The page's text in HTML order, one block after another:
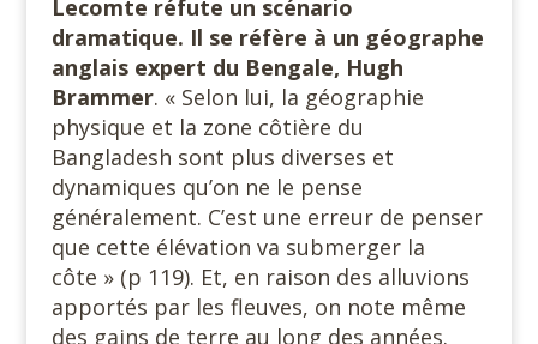
Lecomte réfute un scénario
dramatique. Il se réfère à un géographe
anglais expert du Bengale, Hugh
Brammer. « Selon lui, la géographie
physique et la zone côtière du
Bangladesh sont plus diverses et
dynamiques qu’on ne le pense
généralement. C’est une erreur de penser
que cette élévation va submerger la
côte » (p 119). Et, en raison des alluvions
apportés par les fleuves, on note même
des gains de terre au long des années.